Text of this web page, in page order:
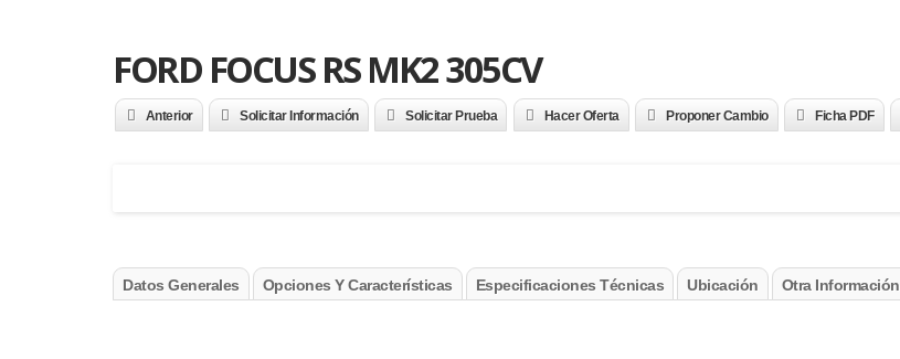
FORD FOCUS RS MK2 305CV
Anterior Solicitar Información Solicitar Prueba Hacer Oferta Proponer Cambio Ficha PDF
Datos Generales Opciones Y Características Especificaciones Técnicas Ubicación Otra Información